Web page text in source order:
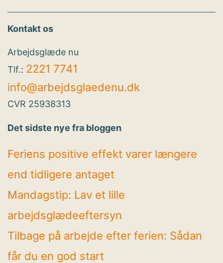
Kontakt os
Arbejdsglæde nu
Tlf.: 2221 7741
info@arbejdsglaedenu.dk
CVR 25938313
Det sidste nye fra bloggen
Feriens positive effekt varer længere
end tidligere antaget
Mandagstip: Lav et lille
arbejdsglædeeftersyn
Tilbage på arbejde efter ferien: Sådan
får du en god start